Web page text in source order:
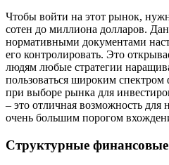
Чтобы войти на этот рынок,
сотен до миллиона долларов.
нормативными документами
его контролировать. Это
людям любые стратегии
пользоваться широким
при выборе рынка для
– это отличная возможность для
очень большим порогом
Структурные